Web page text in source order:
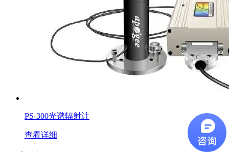
PS-300光谱辐射计
查看详细